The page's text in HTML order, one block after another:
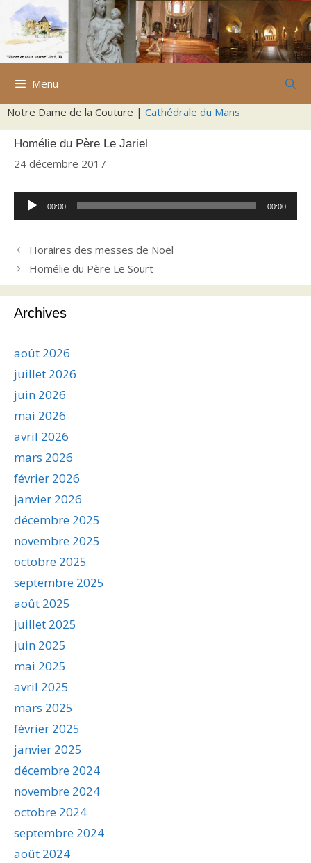
Aller
contenu
Menu
Notre Dame de la Couture | Cathédrale du Mans
Homélie du Père Le Jariel
24 décembre 2017
Lecteur
audio
00:00 00:00
Horaires des messes de Noël
Homélie du Père Le Sourt
Archives
août 2026
juillet 2026
juin 2026
mai 2026
avril 2026
mars 2026
février 2026
janvier 2026
décembre 2025
novembre 2025
octobre 2025
septembre 2025
août 2025
juillet 2025
juin 2025
mai 2025
avril 2025
mars 2025
février 2025
janvier 2025
décembre 2024
novembre 2024
octobre 2024
septembre 2024
août 2024